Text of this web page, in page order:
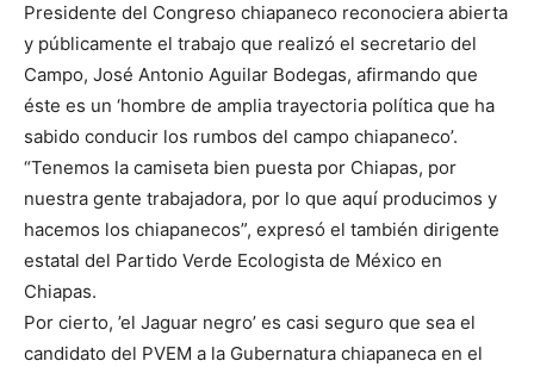
Presidente del Congreso chiapaneco reconociera abierta
y públicamente el trabajo que realizó el secretario del
Campo, José Antonio Aguilar Bodegas, afirmando que
éste es un ‘hombre de amplia trayectoria política que ha
sabido conducir los rumbos del campo chiapaneco’.
“Tenemos la camiseta bien puesta por Chiapas, por
nuestra gente trabajadora, por lo que aquí producimos y
hacemos los chiapanecos”, expresó el también dirigente
estatal del Partido Verde Ecologista de México en
Chiapas.
Por cierto, ’el Jaguar negro’ es casi seguro que sea el
candidato del PVEM a la Gubernatura chiapaneca en el